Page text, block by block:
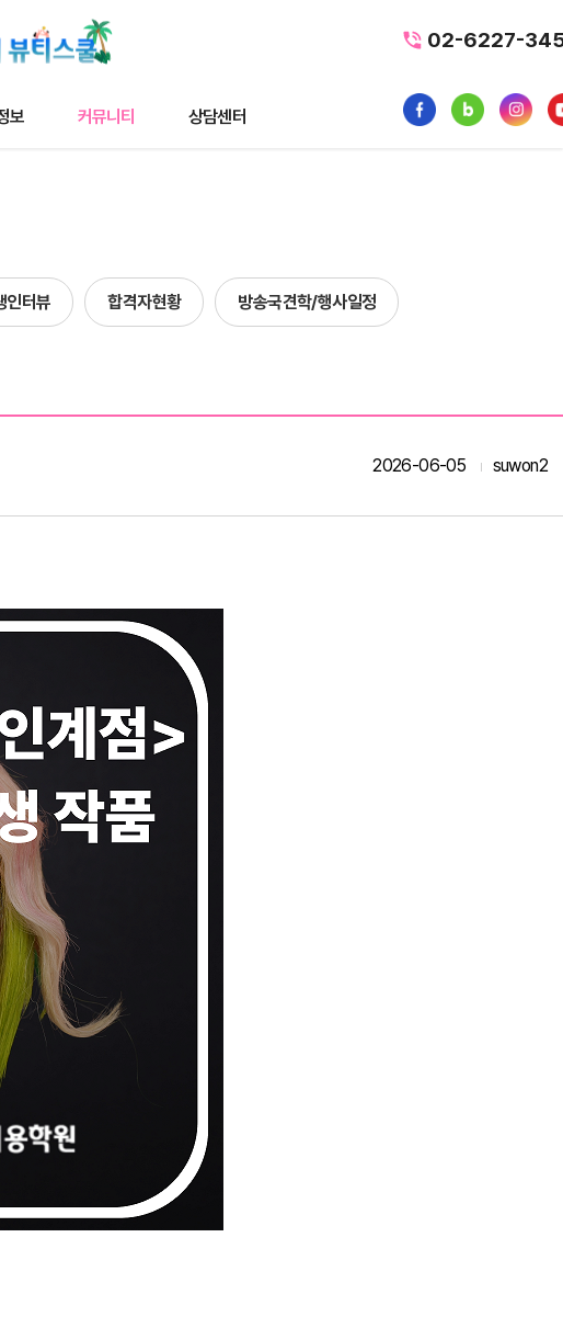
02-6227-
보 커뮤니티 상담센터
트렌드 뉴스
이벤트
1:1 문의
내일배움카드
인터뷰 합격자현황 방송국견학/행사일정
2026-06-05 suwon2